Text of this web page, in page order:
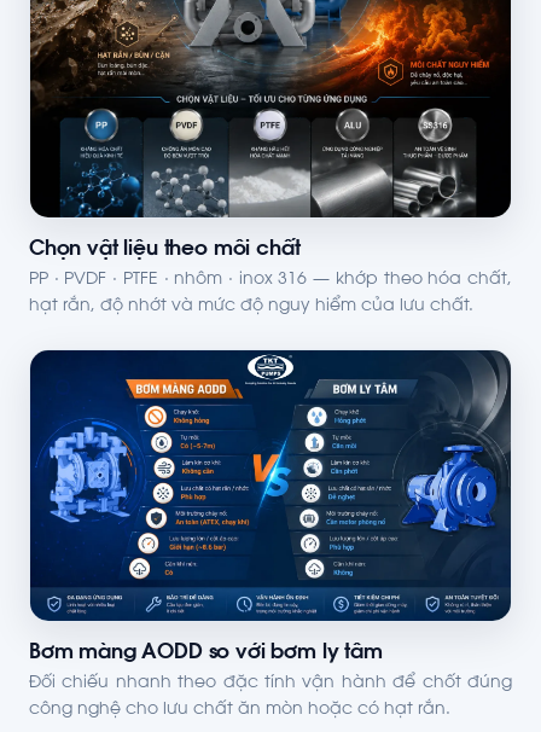
Chọn vật liệu theo môi chất
PP · PVDF · PTFE · nhôm · inox 316 — khớp theo hóa chất,
hạt rắn, độ nhớt và mức độ nguy hiểm của lưu chất.
Bơm màng AODD so với bơm ly tâm
Đối chiếu nhanh theo đặc tính vận hành để chốt đúng
công nghệ cho lưu chất ăn mòn hoặc có hạt rắn.